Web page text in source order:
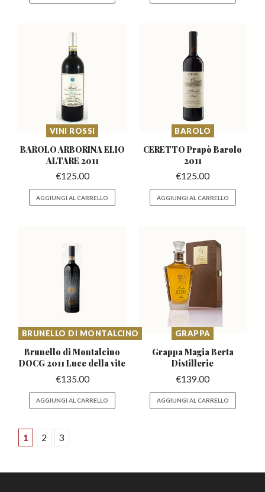
VINI ROSSI
BAROLO ARBORINA ELIO
ALTARE 2011
€125.00
AGGIUNGI AL CARRELLO
BAROLO
CERETTO PrapòBarolo
2011
€125.00
AGGIUNGI AL CARRELLO
BRUNELLO DI MONTALCINO
Brunello di Montalcino
DOCG 2011 Luce della vite
€135.00
AGGIUNGI AL CARRELLO
GRAPPA
Grappa Magia Berta
Distillerie
€139.00
AGGIUNGI AL CARRELLO
1 2 3